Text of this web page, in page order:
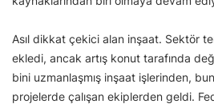
Asıl dikkat çekici alan inşaat. Sektör
ekledi, ancak artış konut tarafında
bini uzmanlaşmış inşaat işlerinden,
projelerde çalışan ekiplerden geldi.